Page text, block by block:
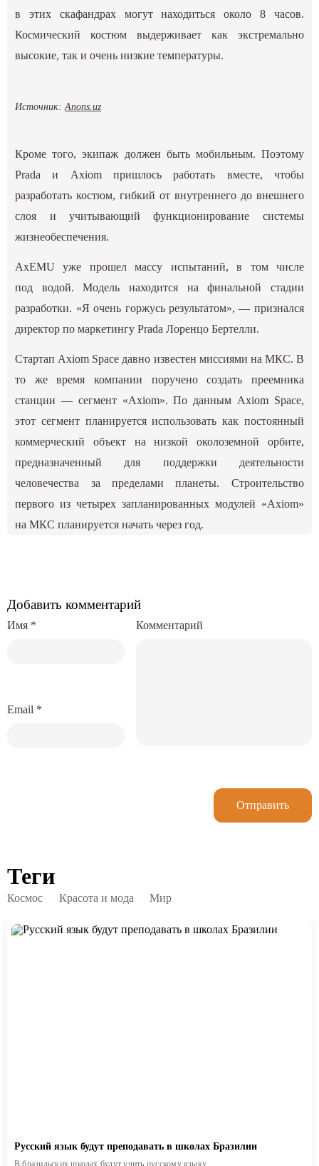
в этих скафандрах могут находиться около 8 часов.
Космический костюм выдерживает как экстремально
высокие, так и очень низкие температуры.
Источник:Anons.uz
Кроме того, экипаж должен быть мобильным. Поэтому
Prada и Axiom пришлось работать вместе, чтобы
разработать костюм, гибкий от внутреннего до внешнего
слоя и учитывающий функционирование системы
жизнеобеспечения.
AxEMU уже прошел массу испытаний, в том числе
под водой. Модель находится на финальной стадии
разработки. «Я очень горжусь результатом», — признался
директор по маркетингу Prada Лоренцо Бертелли.
Стартап Axiom Space давно известен миссиями на МКС. В
то же время компании поручено создать преемника
станции — сегмент «Axiom». По данным Axiom Space,
этот сегмент планируется использовать как постоянный
коммерческий объект на низкой околоземной орбите,
предназначенный для поддержки деятельности
человечества за пределами планеты. Строительство
первого из четырех запланированных модулей «Axiom»
на МКС планируется начать через год.
Добавить комментарий
Комментарий
Имя *
Email *
Отправить
Теги
Космос Красота и мода Мир
Русский язык будут преподавать в школах Бразилии
В бразильских школах будут учить русскому языку